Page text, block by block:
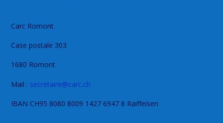
Carc Romont
Case postale 303
1680 Romont
Mail : secretaire@carc.ch
IBAN CH95 8080 8009 1427 6947 8 Raiffeisen